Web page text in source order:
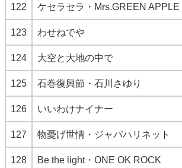
122 ケセラセラ・Mrs.GREEN APPLE
123 わせねでや
124 大空と大地の中で
125 石巻復興節・石川さゆり
126 いいわけナイナー
127 物憂げ世情・ジャパハリネット
128 Be the light・ONE OK ROCK